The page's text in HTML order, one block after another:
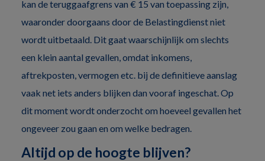
kan de teruggaafgrens van € 15 van toepassing zijn,
waaronder doorgaans door de Belastingdienst niet
wordt uitbetaald. Dit gaat waarschijnlijk om slechts
een klein aantal gevallen, omdat inkomens,
aftrekposten, vermogen etc. bij de definitieve aanslag
vaak net iets anders blijken dan vooraf ingeschat. Op
dit moment wordt onderzocht om hoeveel gevallen het
ongeveer zou gaan en om welke bedragen.
Altijd op de hoogte blijven?